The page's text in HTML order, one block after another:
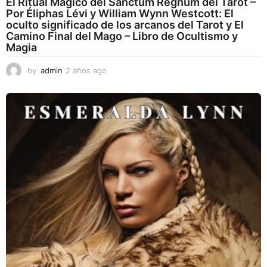
Por Éliphas Lévi y William Wynn Westcott: El
oculto significado de los arcanos del Tarot y El
Camino Final del Mago – Libro de Ocultismo y
Magia
by admin 2 años ago
ñ
s
g
o